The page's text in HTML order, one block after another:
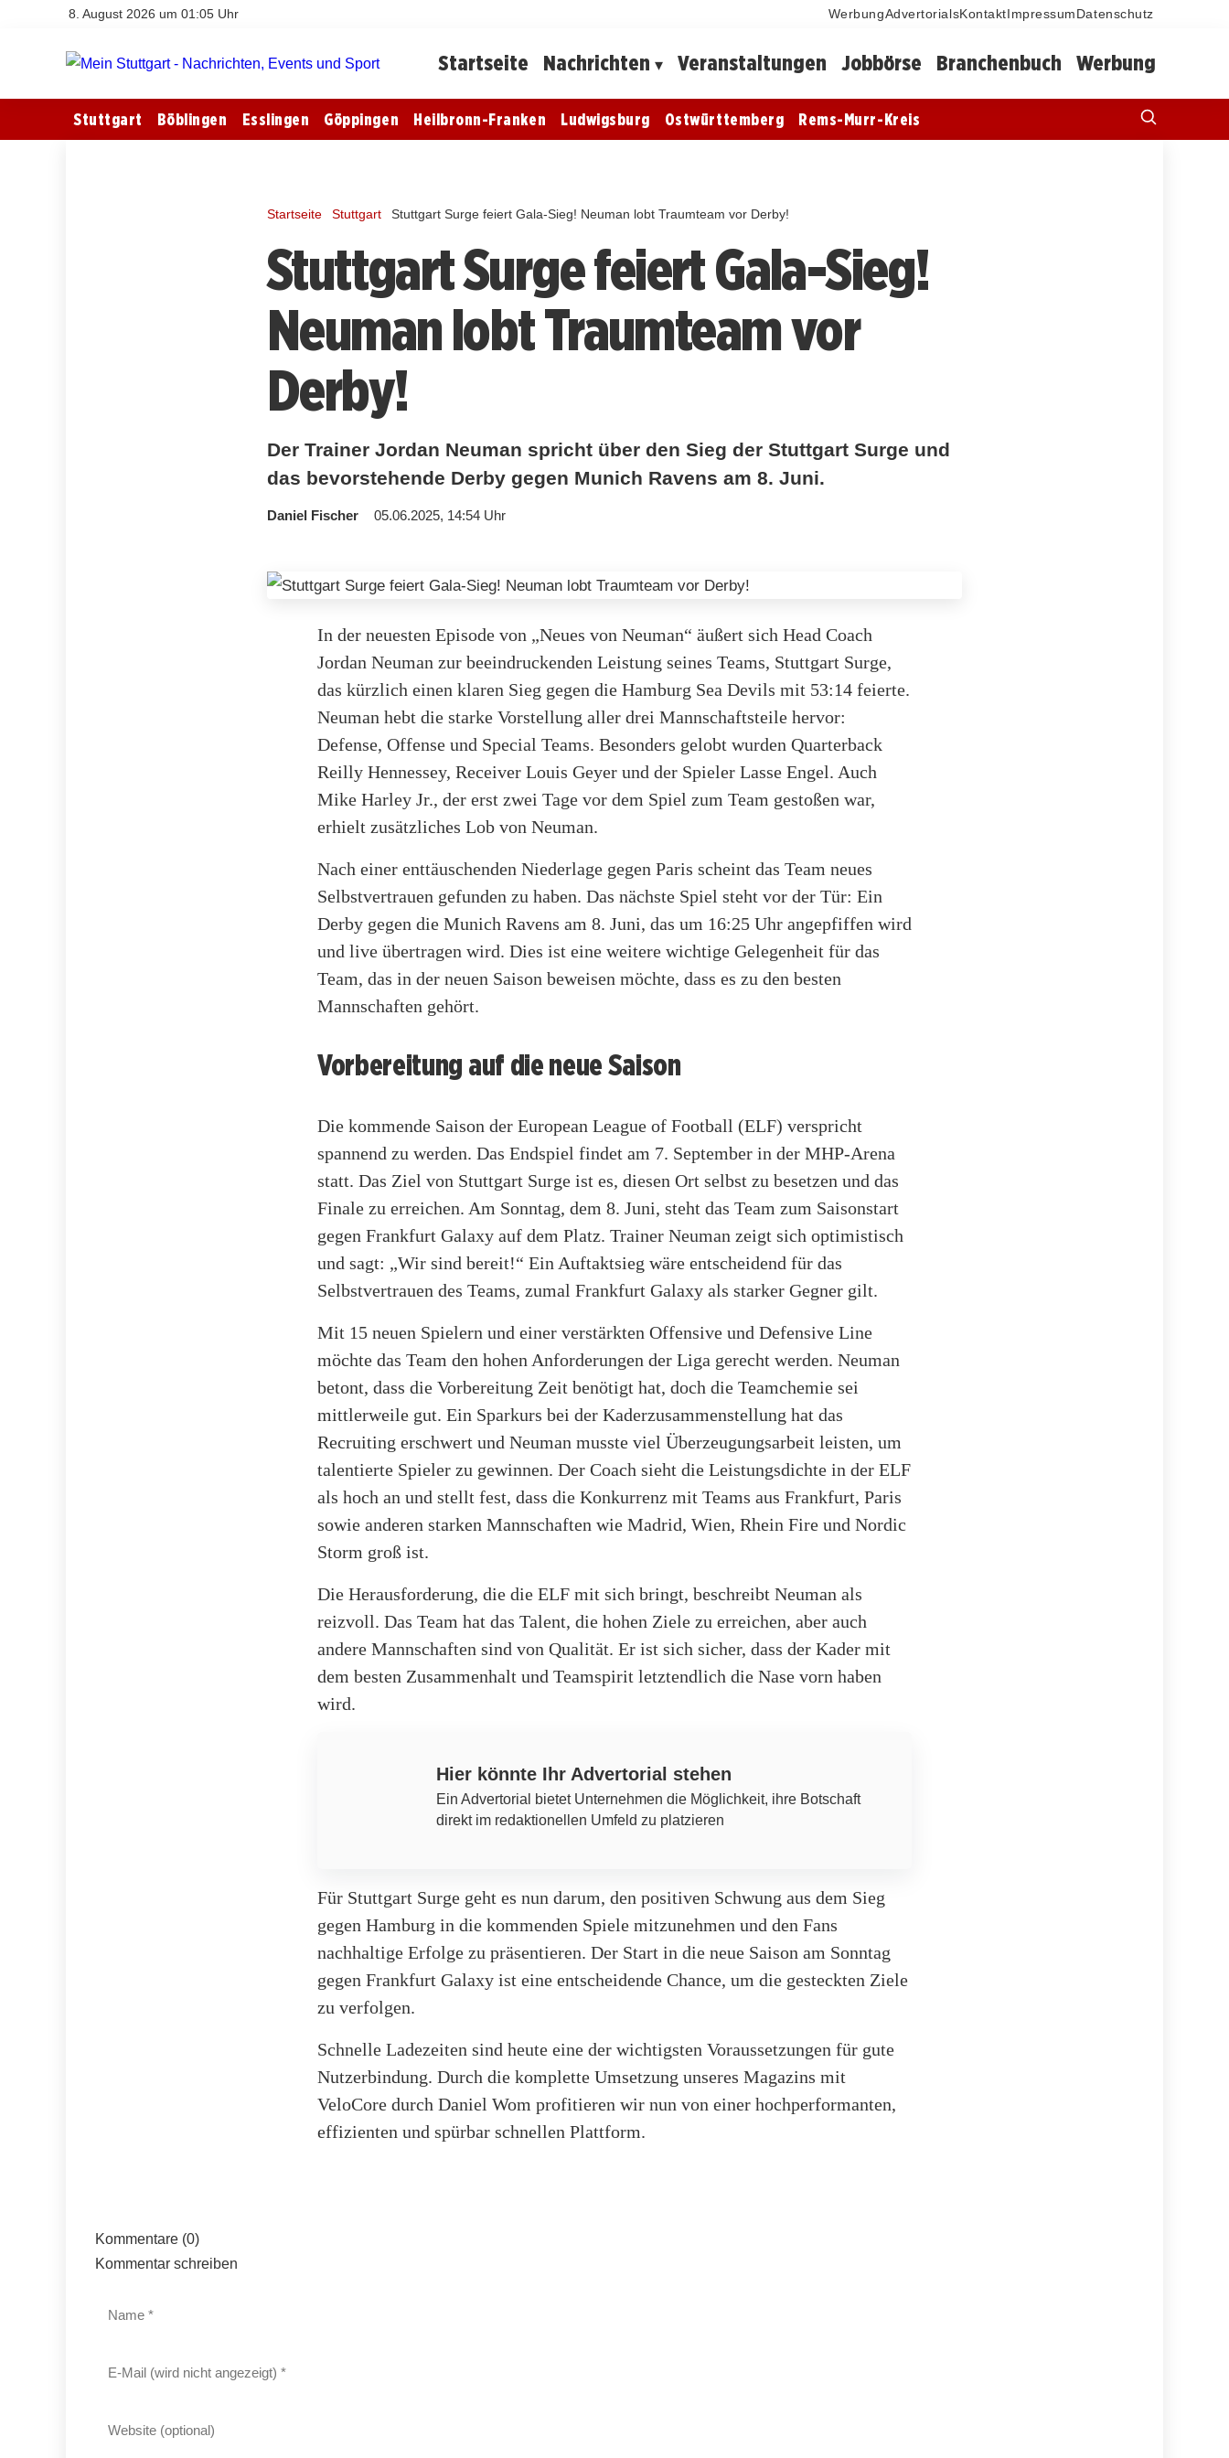
8. August 2026 um 01:05 Uhr WerbungAdvertorialsKontakt Impressum Datenschutz
Startseite Nachrichten Veranstaltungen Jobbörse Branchenbuch Werbung
Stuttgart Böblingen Esslingen Göppingen Heilbronn-Franken Ludwigsburg Ostwürttemberg Rems-Murr-Kreis
Startseite Stuttgart Stuttgart Surge feiert Gala-Sieg! Neuman lobt Traumteam vor Derby!
Stuttgart Surge feiert Gala-Sieg!
Neuman lobt Traumteam vor
Derby!
Der Trainer Jordan Neuman spricht über den Sieg der Stuttgart Surge und
das bevorstehende Derby gegen Munich Ravens am 8. Juni.
Daniel Fischer 05.06.2025, 14:54 Uhr
In der neuesten Episode von „Neues von Neuman“ äußert sich Head Coach
Jordan Neuman zur beeindruckenden Leistung seines Teams, Stuttgart Surge,
das kürzlich einen klaren Sieg gegen die Hamburg Sea Devils mit 53:14 feierte.
Neuman hebt die starke Vorstellung aller drei Mannschaftsteile hervor:
Defense, Offense und Special Teams. Besonders gelobt wurden Quarterback
Reilly Hennessey, Receiver Louis Geyer und der Spieler Lasse Engel. Auch
Mike Harley Jr., der erst zwei Tage vor dem Spiel zum Team gestoßen war,
erhielt zusätzliches Lob von Neuman.
Nach einer enttäuschenden Niederlage gegen Paris scheint das Team neues
Selbstvertrauen gefunden zu haben. Das nächste Spiel steht vor der Tür: Ein
Derby gegen die Munich Ravens am 8. Juni, das um 16:25 Uhr angepfiffen wird
und live übertragen wird. Dies ist eine weitere wichtige Gelegenheit für das
Team, das in der neuen Saison beweisen möchte, dass es zu den besten
Mannschaften gehört.
Vorbereitung auf die neue Saison
Die kommende Saison der European League of Football (ELF) verspricht
spannend zu werden. Das Endspiel findet am 7. September in der MHP-Arena
statt. Das Ziel von Stuttgart Surge ist es, diesen Ort selbst zu besetzen und das
Finale zu erreichen. Am Sonntag, dem 8. Juni, steht das Team zum Saisonstart
gegen Frankfurt Galaxy auf dem Platz. Trainer Neuman zeigt sich optimistisch
und sagt: „Wir sind bereit!“ Ein Auftaktsieg wäre entscheidend für das
Selbstvertrauen des Teams, zumal Frankfurt Galaxy als starker Gegner gilt.
Mit 15 neuen Spielern und einer verstärkten Offensive und Defensive Line
möchte das Team den hohen Anforderungen der Liga gerecht werden. Neuman
betont, dass die Vorbereitung Zeit benötigt hat, doch die Teamchemie sei
mittlerweile gut. Ein Sparkurs bei der Kaderzusammenstellung hat das
Recruiting erschwert und Neuman musste viel Überzeugungsarbeit leisten, um
talentierte Spieler zu gewinnen. Der Coach sieht die Leistungsdichte in der ELF
als hoch an und stellt fest, dass die Konkurrenz mit Teams aus Frankfurt, Paris
sowie anderen starken Mannschaften wie Madrid, Wien, Rhein Fire und Nordic
Storm groß ist.
Die Herausforderung, die die ELF mit sich bringt, beschreibt Neuman als
reizvoll. Das Team hat das Talent, die hohen Ziele zu erreichen, aber auch
andere Mannschaften sind von Qualität. Er ist sich sicher, dass der Kader mit
dem besten Zusammenhalt und Teamspirit letztendlich die Nase vorn haben
wird.
Hier könnte Ihr Advertorial stehen
Ein Advertorial bietet Unternehmen die Möglichkeit, ihre Botschaft
direkt im redaktionellen Umfeld zu platzieren
Für Stuttgart Surge geht es nun darum, den positiven Schwung aus dem Sieg
gegen Hamburg in die kommenden Spiele mitzunehmen und den Fans
nachhaltige Erfolge zu präsentieren. Der Start in die neue Saison am Sonntag
gegen Frankfurt Galaxy ist eine entscheidende Chance, um die gesteckten Ziele
zu verfolgen.
Schnelle Ladezeiten sind heute eine der wichtigsten Voraussetzungen für gute
Nutzerbindung. Durch die komplette Umsetzung unseres Magazins mit
VeloCore durch Daniel Wom profitieren wir nun von einer hochperformanten,
effizienten und spürbar schnellen Plattform.
Kommentare (0)
Kommentar schreiben